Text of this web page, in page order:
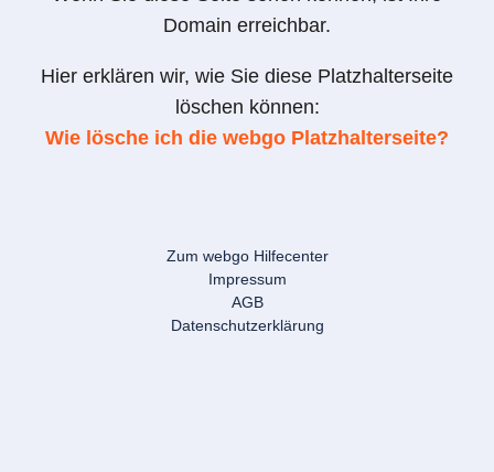
Domain erreichbar.
Hier erklären wir, wie Sie diese Platzhalterseite
löschen können:
Wie lösche ich die webgo Platzhalterseite?
Zum webgo Hilfecenter
Impressum
AGB
Datenschutzerklärung